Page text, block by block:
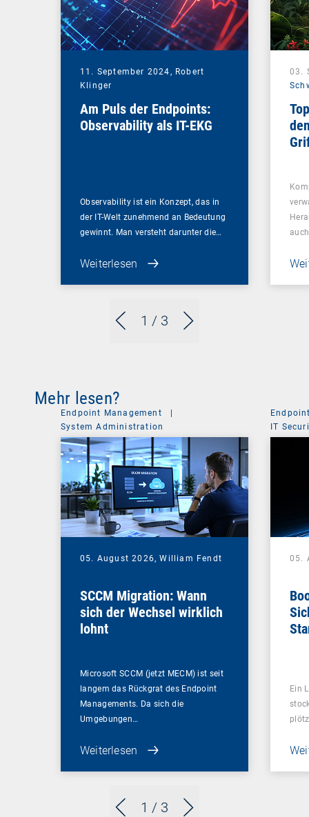
1 / 3
11. September 2024, Robert
Klinger
Am Puls der Endpoints:
Observability als IT-EKG
Observability ist ein Konzept, das in
der IT-Welt zunehmend an Bedeutung
gewinnt. Man versteht darunter die…
Weiterlesen
03.
Mehr lesen?
1 / 3
Endpoint Management
System Administration
05. August 2026,William Fendt
SCCM Migration: Wann
sich der Wechsel wirklich
lohnt
Microsoft SCCM (jetzt MECM) ist seit
langem das Rückgrat des Endpoint
Managements. Da sich die
Umgebungen…
Weiterlesen
IT
05.
Ein